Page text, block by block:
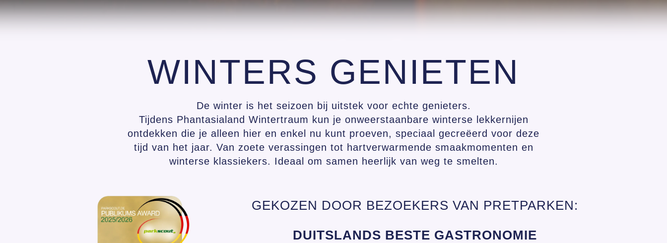
WINTERS GENIETEN
De winter is het seizoen bij uitstek voor echte genieters.
Tijdens Phantasialand Wintertraum kun je onweerstaanbare winterse lekkernijen
ontdekken die je alleen hier en enkel nu kunt proeven, speciaal gecreëerd voor deze
tijd van het jaar. Van zoete verassingen tot hartverwarmende smaakmomenten en
winterse klassiekers. Ideaal om samen heerlijk van weg te smelten.
GEKOZEN DOOR BEZOEKERS VAN PRETPARKEN:
DUITSLANDS BESTE GASTRONOMIE